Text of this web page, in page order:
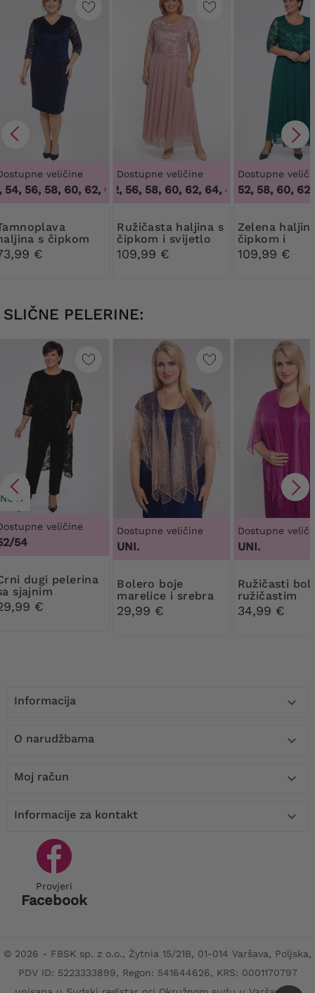
veličine
56, 58, 60, 62, 64 ,48, 50, 52, 54, 56, 58, 60, 62, 64
s čipkom
€
Dostupne veličine
48, 50, 52, 56, 58, 60, 62, 64, 48, 50, 52, 56,
Ružičasta haljina s
čipkom i svijetlo
ružičastim
šljokicama
109,99 €
Dostupne
52, 58, 60, 62
Zelena haljina s
čipkom i
šljokicama
109,99 €
SLIČNE PELERINE:
NOVI
veličine
54
sjajnim
€
Dostupne veličine
UNI.
Bolero boje
marelice i srebra
29,99 €
Dostupne
UNI.
Ružičasti bolero s
ružičastim
ukrasima
34,99 €
Informacija 
O narudžbama 
Moj račun 
Informacije za kontakt 
Provjeri
Facebook
© 2026 - FBSK sp. z o.o., Żytnia 15/21B, 01-014 Varšava, Poljska,
PDV ID: 5223333899, Regon: 541644626, KRS: 0001170797